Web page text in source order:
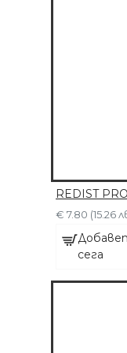
REDIST
€ 7.80 (15.26
сега